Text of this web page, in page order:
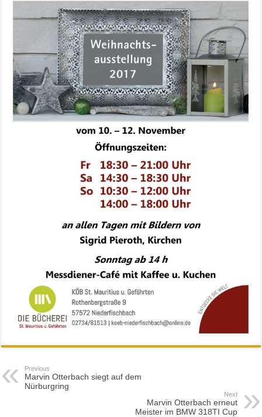
Previous
Marvin Otterbach siegt auf dem
Nürburgring
Next
Marvin Otterbach erneut
Meister im BMW 318TI Cup